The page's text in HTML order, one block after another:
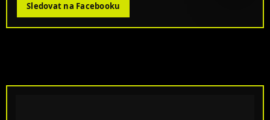
Sledovat na Facebooku